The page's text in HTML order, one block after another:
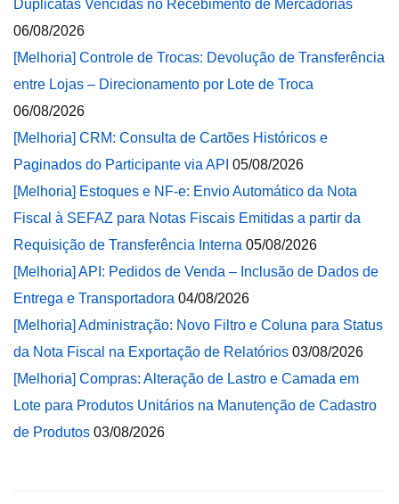
Duplicatas Vencidas no Recebimento de Mercadorias
06/08/2026
[Melhoria] Controle de Trocas: Devolução de Transferência
entre Lojas – Direcionamento por Lote de Troca
06/08/2026
[Melhoria] CRM: Consulta de Cartões Históricos e
Paginados do Participante via API 05/08/2026
[Melhoria] Estoques e NF-e: Envio Automático da Nota
Fiscal à SEFAZ para Notas Fiscais Emitidas a partir da
Requisição de Transferência Interna 05/08/2026
[Melhoria] API: Pedidos de Venda – Inclusão de Dados de
Entrega e Transportadora 04/08/2026
[Melhoria] Administração: Novo Filtro e Coluna para Status
da Nota Fiscal na Exportação de Relatórios 03/08/2026
[Melhoria] Compras: Alteração de Lastro e Camada em
Lote para Produtos Unitários na Manutenção de Cadastro
de Produtos 03/08/2026